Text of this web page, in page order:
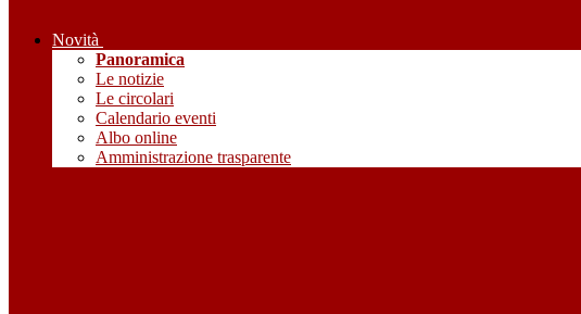
Novità
Panoramica
Le notizie
Le circolari
Calendario eventi
Albo online
Amministrazione trasparente